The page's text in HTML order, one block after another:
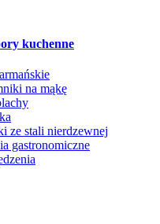
kuchenne
na mąkę
ze stali nierdzewnej
gastronomiczne